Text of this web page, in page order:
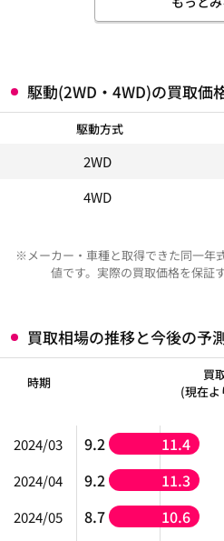
駆動(2WD・4WD)の買取価
駆動方式
2WD
4WD
※メーカー・車種と取得できた同一年
値です。実際の買取価格を保証
買取相場の推移と今後の予
時期
買
(現在よ
2024/03
9.2 11.4
2024/04 9.2 11.3
2024/05 8.7 10.6